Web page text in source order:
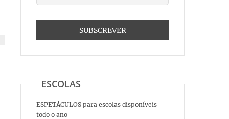
ESCOLAS
ESPETÁCULOS para escolas disponíveis
todo o ano